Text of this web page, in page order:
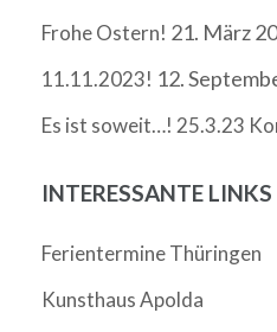
Frohe Ostern! 21. März
11.11.2023! 12.
Es ist soweit…! 25.3.23
INTERESSANTE LINKS
Ferientermine Thüringen
Kunsthaus Apolda